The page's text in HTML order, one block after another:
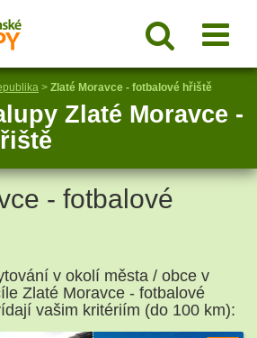
> Zlaté Moravce - fotbalové hřiště
Zlaté Moravce -
- fotbalové
v okolí města / obce v
Zlaté Moravce - fotbalové
vašim kritériím (do 100 km):